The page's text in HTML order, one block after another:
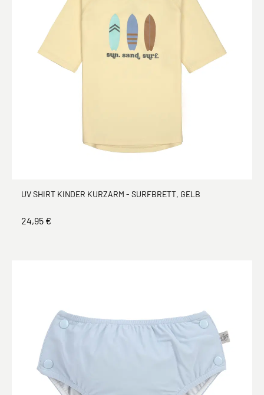
UV SHIRT KINDER KURZARM - SURFBRETT, GELB
24,95 €